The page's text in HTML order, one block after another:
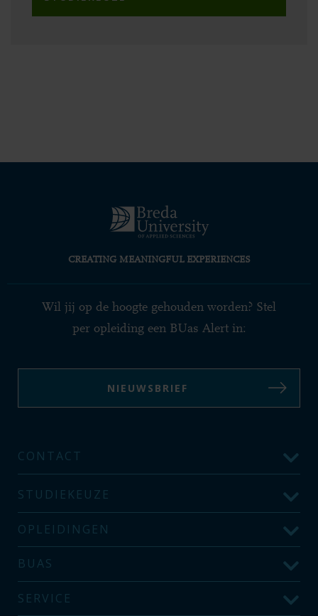
CREATING MEANINGFUL EXPERIENCES
Wil jij op de hoogte gehouden worden? Stel
per opleiding een BUas Alert in:
NIEUWSBRIEF
CONTACT
STUDIEKEUZE
OPLEIDINGEN
BUAS
SERVICE